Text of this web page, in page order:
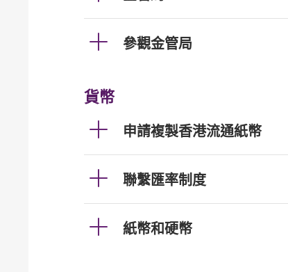
參觀金管局
貨幣
申請複製香港流通紙幣
聯繫匯率制度
紙幣和硬幣